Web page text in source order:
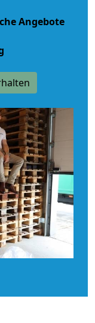
Angebote